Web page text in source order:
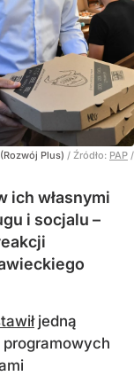
Plus) / Źródło: PAP /
ich własnymi
i socjalu –
jedną